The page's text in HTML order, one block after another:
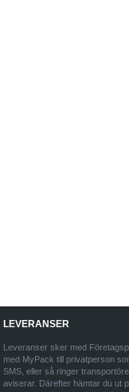
LEVERANSER
Leveranser sker med
med MyPack till privatperson
SMS, eller så ringer
aviserar. Därefter hämtar du ut